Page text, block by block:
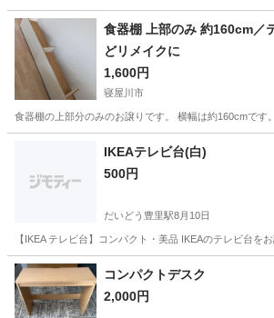
大阪 泉南市 和泉砂川駅 収納家具 ラック
食器棚 上部のみ 約160cm／
どリメイクに
1,600円
寝屋川市
食器棚の上部分のみのお譲りです。 横幅は約160cmで
IKEAテレビ台(白)
500円
だいどう豊里駅8月10日
【IKEA テレビ台】コンパクト・美品 IKEAのテレビ台
大阪 大阪市 だいどう豊里駅
コンパクトデスク
2,000円